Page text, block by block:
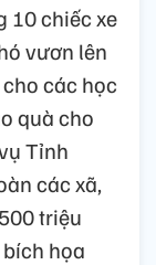
10 chiếc xe
vươn lên
các học
quà cho
Tỉnh
các xã,
triệu
họa